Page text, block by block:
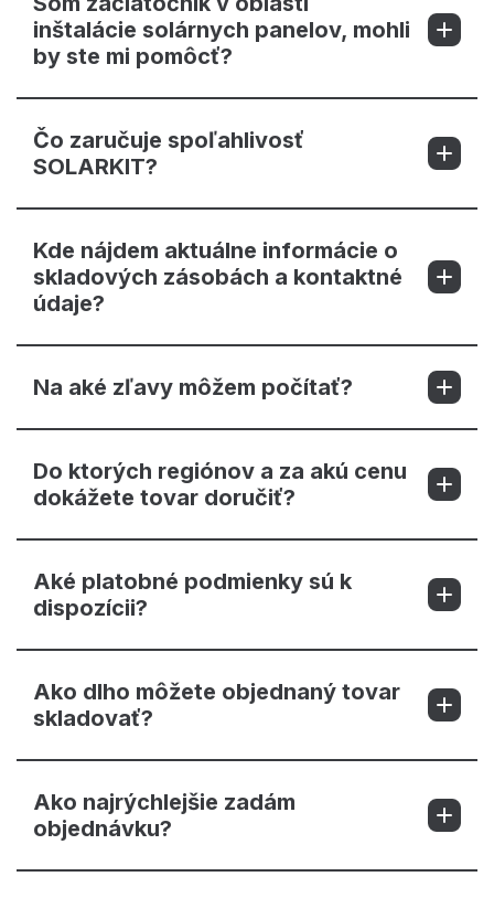
inštalácie solárnych panelov, mohli
by ste mi pomôcť?
Čo zaručuje spoľahlivosť
SOLARKIT?
Kde nájdem aktuálne informácie o
skladových zásobách a kontaktné
údaje?
Na aké zľavy môžem počítať?
Do ktorých regiónov a za akú cenu
dokážete tovar doručiť?
Aké platobné podmienky sú k
dispozícii?
Ako dlho môžete objednaný tovar
skladovať?
Ako najrýchlejšie zadám
objednávku?